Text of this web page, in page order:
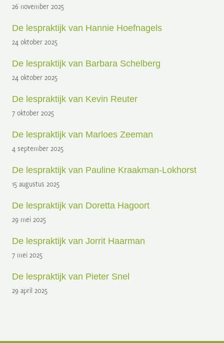
26 november 2025
De lespraktijk van Hannie Hoefnagels
24 oktober 2025
De lespraktijk van Barbara Schelberg
24 oktober 2025
De lespraktijk van Kevin Reuter
7 oktober 2025
De lespraktijk van Marloes Zeeman
4 september 2025
De lespraktijk van Pauline Kraakman-Lokhorst
15 augustus 2025
De lespraktijk van Doretta Hagoort
29 mei 2025
De lespraktijk van Jorrit Haarman
7 mei 2025
De lespraktijk van Pieter Snel
29 april 2025